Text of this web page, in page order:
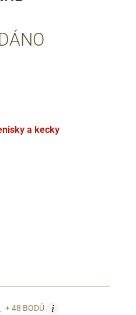
a kecky
+ 48 BODŮ i